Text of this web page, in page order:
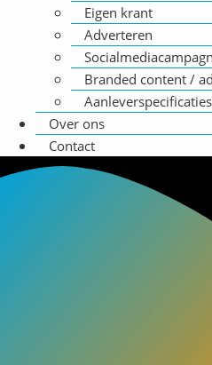
Eigen krant
Adverteren
Branded content /
Aanleverspecificaties
Over ons
Contact